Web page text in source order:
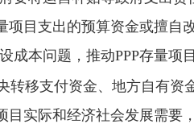
目支出的预算资金或擅自
本问题，推动PPP存量项
转移支付资金、地方自有资
实际和经济社会发展需要